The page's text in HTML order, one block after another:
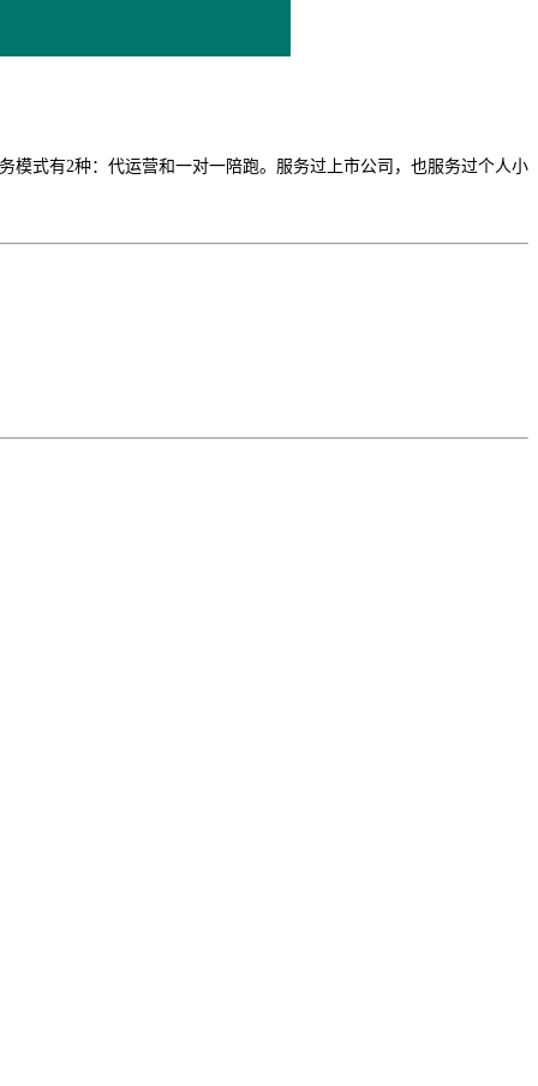
模式有2种：代运营和一对一陪跑。服务过上市公司，也服务过个人小